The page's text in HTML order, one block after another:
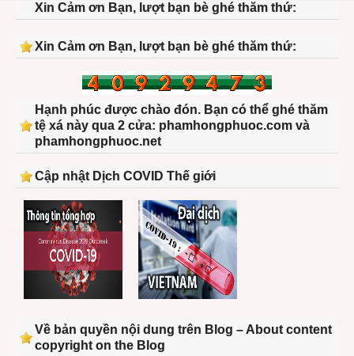
Xin Cảm ơn Bạn, lượt bạn bè ghé thăm thứ:
Xin Cảm ơn Bạn, lượt bạn bè ghé thăm thứ:
Hạnh phúc được chào đón. Bạn có thể ghé thăm
tệ xá này qua 2 cửa: phamhongphuoc.com và
phamhongphuoc.net
Cập nhật Dịch COVID Thế giới
Về bản quyền nội dung trên Blog – About content
copyright on the Blog